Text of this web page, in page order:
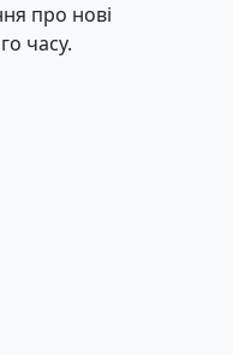
про нові
часу.